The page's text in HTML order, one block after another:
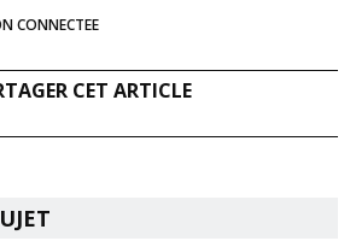
CONNECTEE
CET ARTICLE